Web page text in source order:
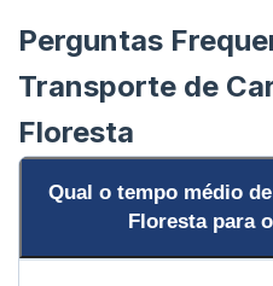
Perguntas
Transporte de
Floresta
Qual o tempo médio
Floresta para